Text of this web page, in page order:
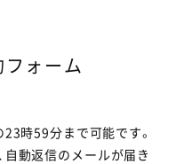
ォーム
時59分まで可能です。
動返信のメールが届き